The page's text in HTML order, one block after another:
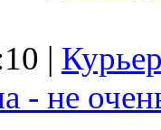
|
- не